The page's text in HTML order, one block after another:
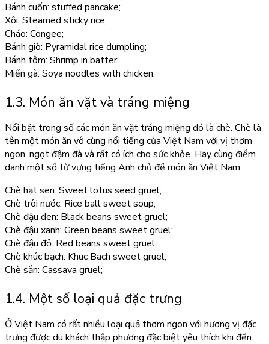
Bánh cuốn: stuffed pancake;
Xôi: Steamed sticky rice;
Cháo: Congee;
Bánh giò: Pyramidal rice dumpling;
Bánh tôm: Shrimp in batter;
Miến gà: Soya noodles with chicken;
1.3. Món ăn vặt và tráng miệng
Nổi bật trong số các món ăn vặt tráng miệng đó là chè. Chè là
tên một món ăn vô cùng nổi tiếng của Việt Nam với vị thơm
ngon, ngọt đậm đà và rất có ích cho sức khỏe. Hãy cùng điểm
danh một số từ vựng tiếng Anh chủ đề món ăn Việt Nam:
Chè hạt sen: Sweet lotus seed gruel;
Chè trôi nước: Rice ball sweet soup;
Chè đậu đen: Black beans sweet gruel;
Chè đậu xanh: Green beans sweet gruel;
Chè đậu đỏ: Red beans sweet gruel;
Chè khúc bạch: Khuc Bach sweet gruel;
Chè sắn: Cassava gruel;
1.4. Một số loại quả đặc trưng
Ở Việt Nam có rất nhiều loại quả thơm ngon với hương vị đặc
trưng được du khách thập phương đặc biệt yêu thích khi đến